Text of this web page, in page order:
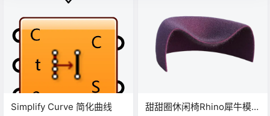
Simplify Curve 简化曲线
甜甜圈休闲椅Rhino犀牛模型